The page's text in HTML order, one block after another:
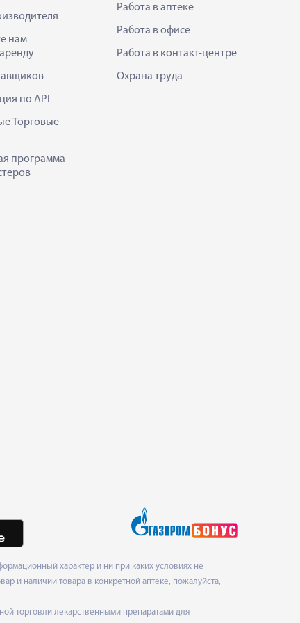
нам
по API
Торговые
программа
Работа в аптеке
Работа в офисе
Работа в контакт-центре
Охрана труда
характер и ни при каких условиях не
и наличии товара в конкретной аптеке, пожалуйста,
торговли лекарственными препаратами для